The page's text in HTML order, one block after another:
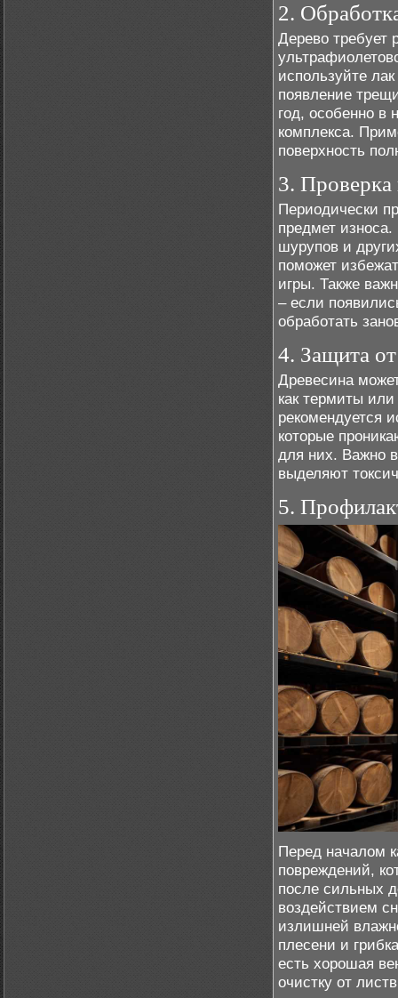
2.
Дерево требует
используйте
появление
год, особенно в
комплекса.
поверхность
3. Проверка
Периодически
предмет
шурупов и
поможет
игры. Также
– если
обработать
4. Защита
Древесина
как термиты
рекомендуется
которые
для них. Важно
выделяют
5.
Перед началом
повреждений,
после сильных
воздействием
излишней
плесени и
есть хорошая
очистку от